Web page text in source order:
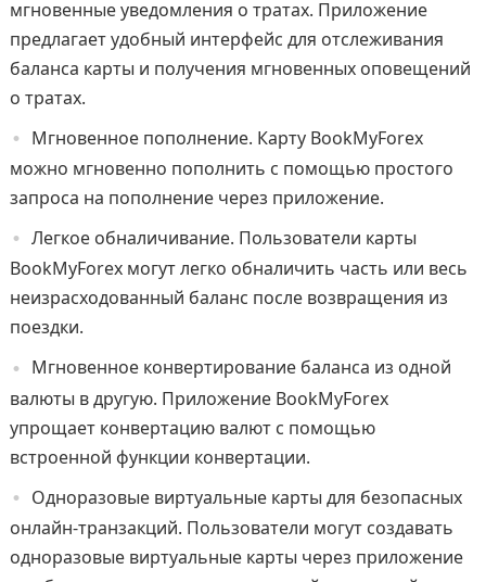
мгновенные уведомления о тратах. Приложение
предлагает удобный интерфейс для отслеживания
баланса карты и получения мгновенных оповещений
о тратах.
Мгновенное пополнение. Карту BookMyForex
можно мгновенно пополнить с помощью простого
запроса на пополнение через приложение.
Легкое обналичивание. Пользователи карты
BookMyForex могут легко обналичить часть или весь
неизрасходованный баланс после возвращения из
поездки.
Мгновенное конвертирование баланса из одной
валюты в другую. Приложение BookMyForex
упрощает конвертацию валют с помощью
встроенной функции конвертации.
Одноразовые виртуальные карты для безопасных
онлайн-транзакций. Пользователи могут создавать
одноразовые виртуальные карты через приложение